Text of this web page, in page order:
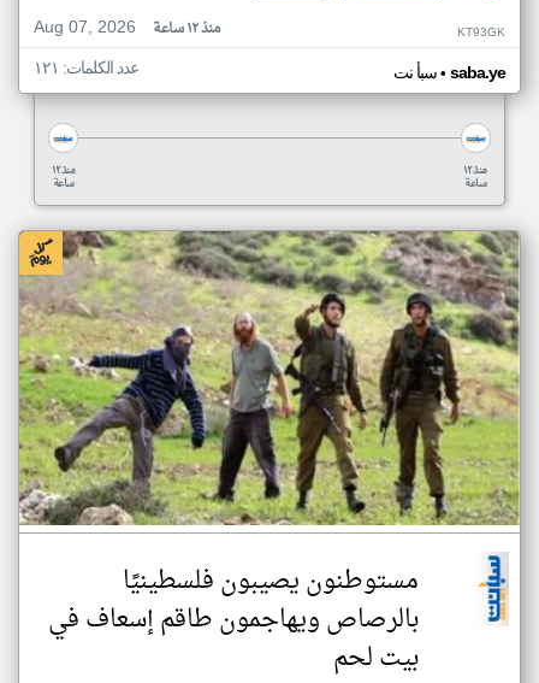
Aug 07, 2026
منذ ١٢ ساعة KT93GK
سبأ نت• saba.ye عدد الكلمات: ١٢١
منذ ١٢
ساعة
منذ ١٢
ساعة
مستوطنون يصيبون فلسطينيًا
بالرصاص ويهاجمون طاقم إسعاف في
بيت لحم